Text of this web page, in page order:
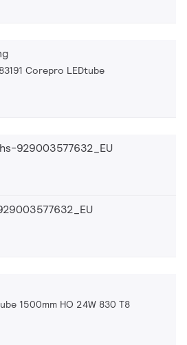
Corepro LEDtube
929003577632_EU
1500mm HO 24W 830 T8